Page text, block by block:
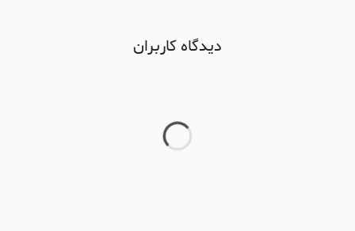
دیدگاه کاربران